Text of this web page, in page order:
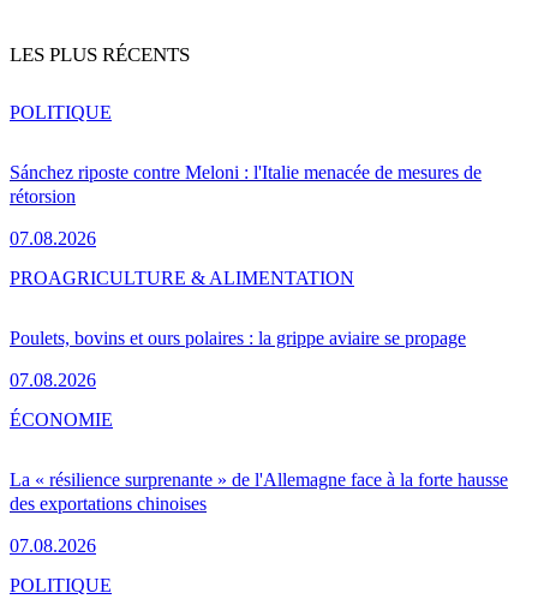
LES PLUS RÉCENTS
Sánchez riposte contre Meloni : l'Italie menacée de mesures de
rétorsion
07.08.2026
POLITIQUE
Poulets, bovins et ours polaires : la grippe aviaire se propage
07.08.2026
PROAGRICULTURE & ALIMENTATION
La « résilience surprenante » de l'Allemagne face à la forte hausse
des exportations chinoises
07.08.2026
ÉCONOMIE
POLITIQUE